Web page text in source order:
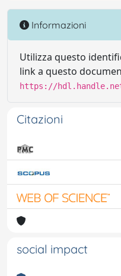
Informazioni
Utilizza questo
link a questo
https://
Citazioni
social impact